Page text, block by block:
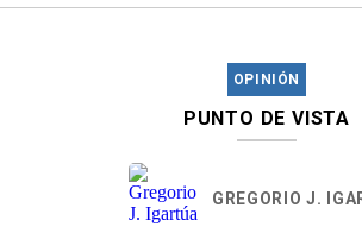
OPINIÓN
PUNTO DE VISTA
GREGORIO J.